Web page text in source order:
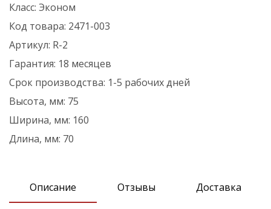
Класс: Эконом
Код товара: 2471-003
Артикул: R-2
Гарантия: 18 месяцев
Срок производства: 1-5 рабочих дней
Высота, мм: 75
Ширина, мм: 160
Длина, мм: 70
Описание Отзывы Доставка